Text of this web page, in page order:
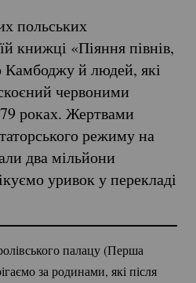
польських
книжці «Піяння півнів,
Камбоджу й людей, які
червоними
роках. Жертвами
режиму на
два мільйони
уривок у перекладі
палацу (Перша
за родинами, які після